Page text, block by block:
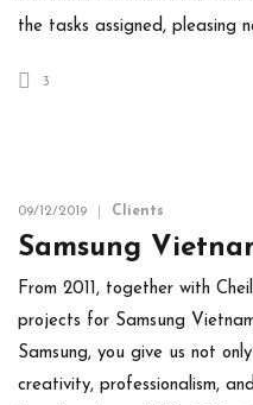
the tasks assigned, pleasing
3
09/12/2019 Clients
Samsung
From 2011, together with
projects for Samsung
Samsung, you give us not
creativity, professionalism,